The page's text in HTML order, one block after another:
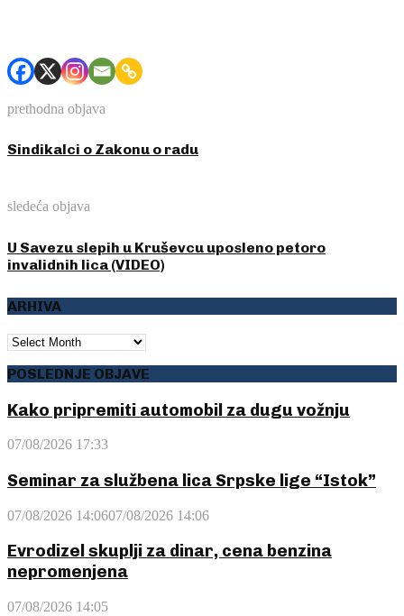
prethodna objava
Sindikalci o Zakonu o radu
sledeća objava
U Savezu slepih u Kruševcu uposleno petoro
invalidnih lica (VIDEO)
ARHIVA
ARHIVA
POSLEDNJE OBJAVE
Kako pripremiti automobil za dugu vožnju
07/08/2026 17:33
Seminar za službena lica Srpske lige “Istok”
07/08/2026 14:0607/08/2026 14:06
Evrodizel skuplji za dinar, cena benzina
nepromenjena
07/08/2026 14:05